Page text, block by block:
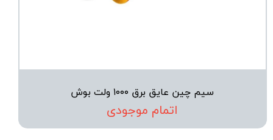
سیم چین عایق برق ۱۰۰۰ ولت بوش
اتمام موجودی